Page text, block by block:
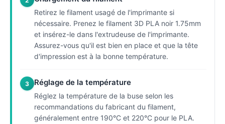
Retirez le filament usagé de l'imprimante si
nécessaire. Prenez le filament 3D PLA noir 1.75mm
et insérez-le dans l'extrudeuse de l'imprimante.
Assurez-vous qu'il est bien en place et que la tête
d'impression est à la bonne température.
3 Réglage de la température
Réglez la température de la buse selon les
recommandations du fabricant du filament,
généralement entre 190°C et 220°C pour le PLA.